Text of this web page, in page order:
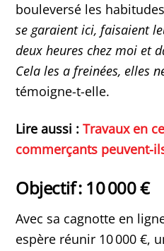
bouleversé les
se garaient ici, faisaient
deux heures chez moi et
Cela les a freinées, elles
témoigne-t-elle.
Lire aussi :Travaux en
commerçants peuvent-
Objectif : 10 000 €
Avec sa cagnotte en
espère réunir 10 000 €,